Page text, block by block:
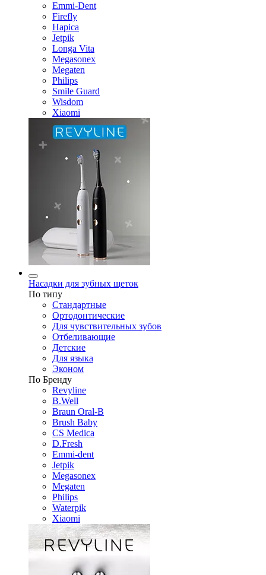
Emmi-Dent
Firefly
Hapica
Jetpik
Longa Vita
Megasonex
Megaten
Philips
Smile Guard
Wisdom
Xiaomi
Насадки для зубных щеток
По типу
Стандартные
Ортодонтические
Для чувствительных зубов
Отбеливающие
Детские
Для языка
Эконом
По Бренду
Revyline
B.Well
Braun Oral-B
Brush Baby
CS Medica
D.Fresh
Emmi-dent
Jetpik
Megasonex
Megaten
Philips
Waterpik
Xiaomi